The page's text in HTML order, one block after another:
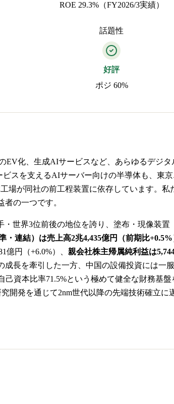
ROE 29.3%（FY2026/3実績）
話題性
好評
ポジ 60%
EV化、生成AIサービスなど、あらゆるデジ
スを支えるAIサーバー向けの半導体も、東
場が同社の前工程装置に依存しています。
の一つです。
世界3位前後の地位を誇り、塗布・現像装
・連結）は売上高2兆4,435億円（前期比
円（+6.0%）、 親会社株主帰属純利益は
長を牽引した一方、中国の設備投資には一
己資本比率71.5%という極めて健全な財務基
開発を通じて2nm世代以降の先端技術確立